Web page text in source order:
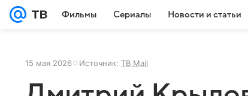
Фильмы Сериалы Новости и статьи
15 мая 2026 Источник: ТВ Mail